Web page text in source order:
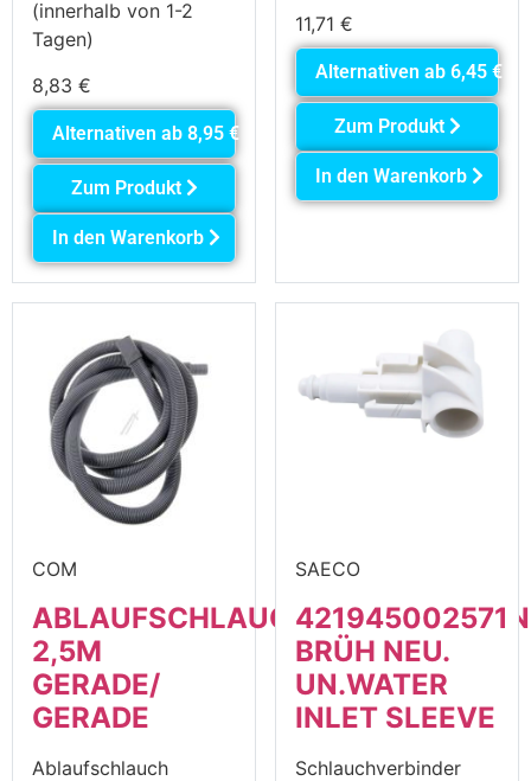
(innerhalb von 1-2
Tagen)
8,83 €
Alternativen ab 8,95 €
Zum Produkt
In den Warenkorb
11,71 €
Alternativen ab 6,45 €
Zum Produkt
In den Warenkorb
COM
2,5M
GERADE/
GERADE
Ablaufschlauch
SAECO
421945002571
BRÜH NEU.
UN.WATER
INLET SLEEVE
Schlauchverbinder